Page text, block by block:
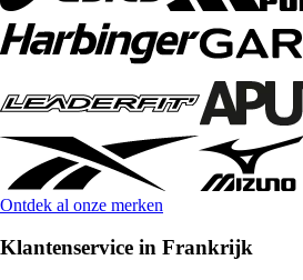
Ontdek al onze merken
Klantenservice in Frankrijk